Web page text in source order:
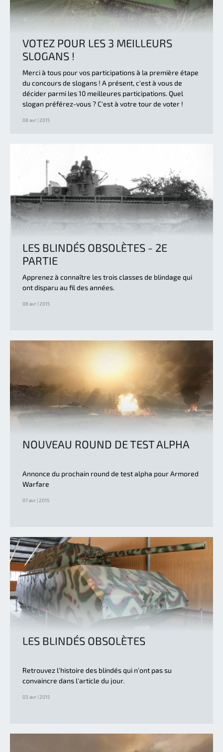
VOTEZ POUR LES 3 MEILLEURS
SLOGANS !
Merci à tous pour vos participations à la première étape
du concours de slogans ! A présent, c'est à vous de
décider parmi les 10 meilleures participations. Quel
slogan préférez-vous ? C'est à votre tour de voter !
08 avr | 2015
LES BLINDÉS OBSOLÈTES - 2E
PARTIE
Apprenez à connaître les trois classes de blindage qui
ont disparu au fil des années.
08 avr | 2015
NOUVEAU ROUND DE TEST ALPHA
Annonce du prochain round de test alpha pour Armored
Warfare
07 avr | 2015
LES BLINDÉS OBSOLÈTES
Retrouvez l'histoire des blindés qui n'ont pas su
convaincre dans l'article du jour.
03 avr | 2015